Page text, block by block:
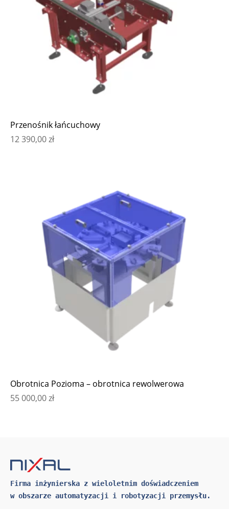
Przenośnik łańcuchowy
12 390,00zł
Obrotnica Pozioma – obrotnica rewolwerowa
55 000,00zł
Firma inżynierska z wieloletnim doświadczeniem
w obszarze automatyzacji i robotyzacji przemysłu.